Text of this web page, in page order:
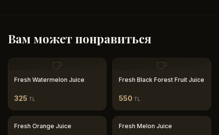
Вам может понравиться
Fresh Watermelon Juice
325 TL
Fresh Black Forest Fruit Juice
550 TL
Fresh Orange Juice Fresh Melon Juice